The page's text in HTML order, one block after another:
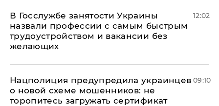
В Госслужбе занятости Украины
назвали профессии с самым быстрым
трудоустройством и вакансии без
желающих
12:02
Нацполиция предупредила украинцев
о новой схеме мошенников: не
торопитесь загружать сертификат
09:10